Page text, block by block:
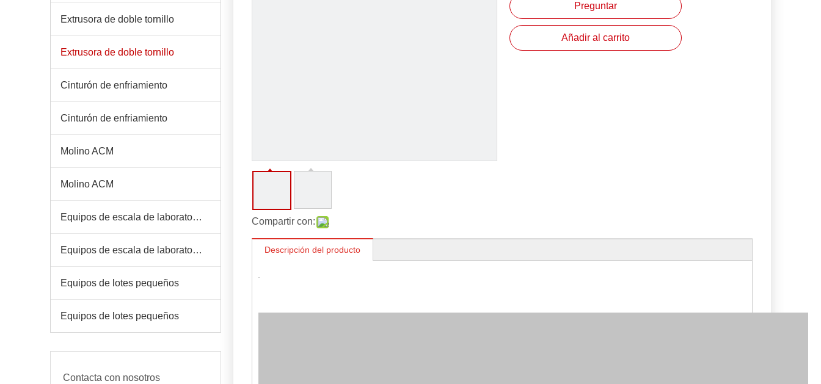
Extrusora de doble tornillo
Extrusora de doble tornillo
Cinturón de enfriamiento
Cinturón de enfriamiento
Molino ACM
Molino ACM
Equipos de escala de laboratorio
Equipos de escala de laboratorio
Equipos de lotes pequeños
Equipos de lotes pequeños
Contacta con nosotros
Compartir con:
Preguntar
Añadir al carrito
Descripción del producto